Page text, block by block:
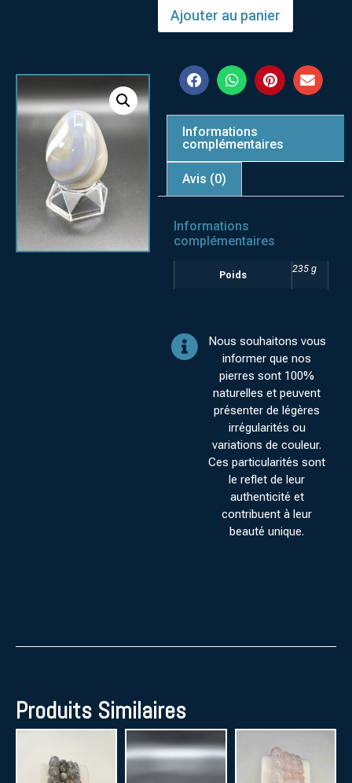
Ajouter au panier
Informations
complémentaires
Avis (0)
Informations
complémentaires
Poids
235 g
Nous souhaitons vous
informer que nos
pierres sont 100%
naturelles et peuvent
présenter de légères
irrégularités ou
variations de couleur.
Ces particularités sont
le reflet de leur
authenticité et
contribuent à leur
beauté unique.
Produits Similaires